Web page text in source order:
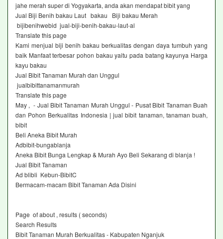
jahe merah super di Yogyakarta, anda akan mendapat bibit yang
Jual Biji Benih bakau Laut bakau Biji bakau Merah
bijibenihwebid jual-biji-benih-bakau-laut-al
Translate this page
Kami menjual biji benih bakau berkualitas dengan daya tumbuh yang
baik Manfaat terbesar pohon bakau yaitu pada batang kayunya Harga
kayu bakau
Jual Bibit Tanaman Murah dan Unggul
jualbibittanamanmurah
Translate this page
May , - Jual Bibit Tanaman Murah Unggul - Pusat Bibit Tanaman Buah
dan Pohon Berkualitas Indonesia | jual bibit tanaman, tanaman buah,
bibit
Beli Aneka Bibit Murah‎
Adbibit-bungablanja ‎
Aneka Bibit Bunga Lengkap & Murah Ayo Beli Sekarang di blanja !
Jual Bibit Tanaman‎
Ad blibli Kebun-BibitC‎
Bermacam-macam Bibit Tanaman Ada Disini
Page of about , results ( seconds)
Search Results
Bibit Tanaman Murah Berkualitas - Kabupaten Nganjuk